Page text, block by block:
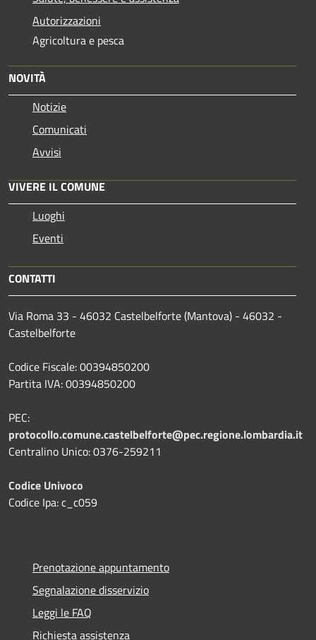
Autorizzazioni
Agricoltura e pesca
NOVITÀ
Notizie
Comunicati
Avvisi
VIVERE IL COMUNE
Luoghi
Eventi
CONTATTI
Via Roma 33 - 46032 Castelbelforte (Mantova) - 46032 -
Castelbelforte
Codice Fiscale: 00394850200
Partita IVA: 00394850200
PEC:
protocollo.comune.castelbelforte@pec.regione.lombardia.it
Centralino Unico: 0376-259211
Codice Univoco
Codice Ipa: c_c059
Prenotazione appuntamento
Segnalazione disservizio
Leggi le FAQ
Richiesta assistenza